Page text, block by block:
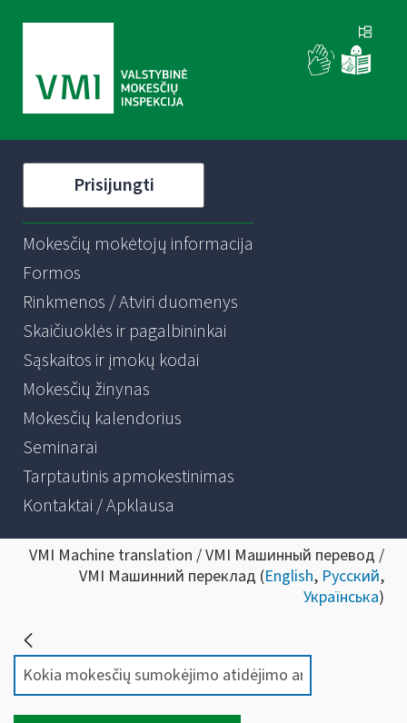
Prisijungti
Mokesčių mokėtojų informacija
Formos
Rinkmenos / Atviri duomenys
Skaičiuoklės ir pagalbininkai
Sąskaitos ir įmokų kodai
Mokesčių žinynas
Mokesčių kalendorius
Seminarai
Tarptautinis apmokestinimas
Kontaktai / Apklausa
VMI Machine translation / VMI Машинный перевод /
VMI Машинний переклад (English, Русский,
Українська)